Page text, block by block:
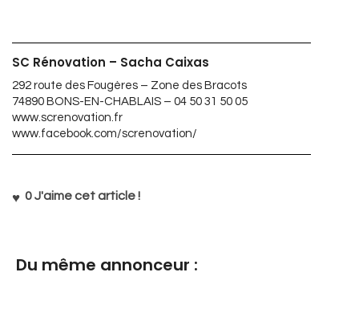
SC Rénovation – Sacha Caixas
292 route des Fougères – Zone des Bracots
74890 BONS-EN-CHABLAIS – 04 50 31 50 05
www.screnovation.fr
www.facebook.com/screnovation/
0J'aime cet article !
Du même annonceur :